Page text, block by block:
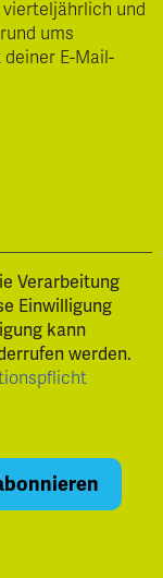
und
ums
E-Mail-
Verarbeitung
Einwilligung
kann
werden.